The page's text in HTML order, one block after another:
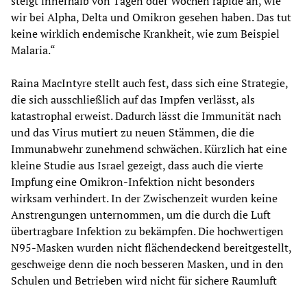
wir bei Alpha, Delta und Omikron gesehen haben. Das tut
keine wirklich endemische Krankheit, wie zum Beispiel
Malaria.“
Raina MacIntyre stellt auch fest, dass sich eine Strategie,
die sich ausschließlich auf das Impfen verlässt, als
katastrophal erweist. Dadurch lässt die Immunität nach
und das Virus mutiert zu neuen Stämmen, die die
Immunabwehr zunehmend schwächen. Kürzlich hat eine
kleine Studie aus Israel gezeigt, dass auch die vierte
Impfung eine Omikron-Infektion nicht besonders
wirksam verhindert. In der Zwischenzeit wurden keine
Anstrengungen unternommen, um die durch die Luft
übertragbare Infektion zu bekämpfen. Die hochwertigen
N95-Masken wurden nicht flächendeckend bereitgestellt,
geschweige denn die noch besseren Masken, und in den
Schulen und Betrieben wird nicht für sichere Raumluft